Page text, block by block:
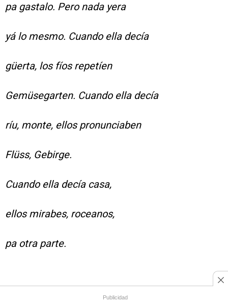
pa gastalo. Pero nada yera
yá lo mesmo. Cuando ella decía
güerta, los fíos repetíen
Gemüsegarten. Cuando ella decía
ríu, monte, ellos pronunciaben
Flüss, Gebirge.
Cuando ella decía casa,
ellos mirabes, roceanos,
pa otra parte.
Publicidad